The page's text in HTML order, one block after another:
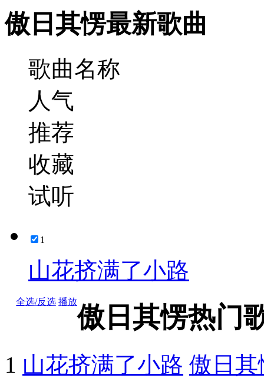
傲日其愣最新歌曲
歌曲名称
人气
推荐
收藏
试听
1
山花挤满了小路
全选/反选 播放
傲日其愣热门
1 山花挤满了小路 傲日其